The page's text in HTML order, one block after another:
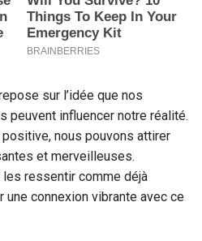
sur l’idée que nos
peuvent influencer notre réalité.
positive, nous pouvons attirer
et merveilleuses.
ressentir comme déjà
connexion vibrante avec ce